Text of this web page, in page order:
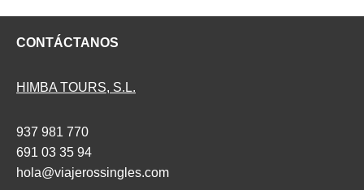
CONTÁCTANOS
HIMBA TOURS, S.L.
937 981 770
691 03 35 94
hola@viajerossingles.com